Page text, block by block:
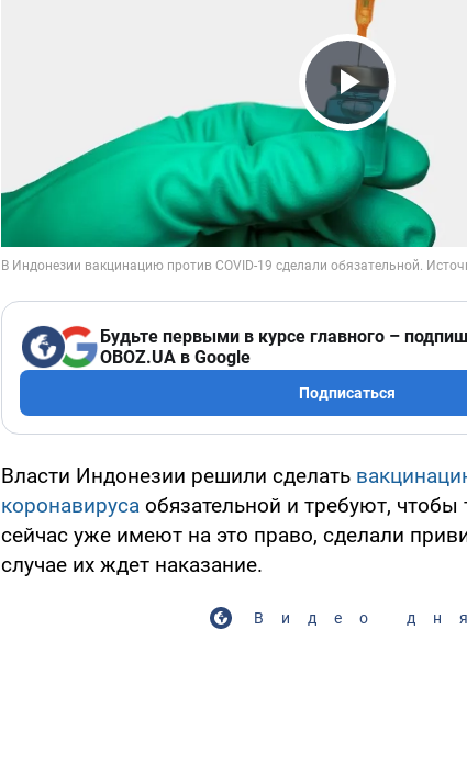
Play
Будьте первыми в курсе главного –
OBOZ.UA в Google
Подписаться
Власти Индонезии решили сделать
коронавируса обязательной и требуют,
сейчас уже имеют на это право, сделали
случае их ждет наказание.
Видео